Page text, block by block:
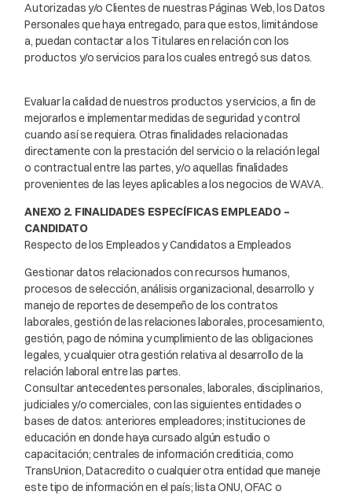
Autorizadas y/o Clientes de nuestras Páginas Web, los Datos
Personales que haya entregado, para que estos, limitándose
a, puedan contactar a los Titulares en relación con los
productos y/o servicios para los cuales entregó sus datos.
Evaluar la calidad de nuestros productos y servicios, a fin de
mejorarlos e implementar medidas de seguridad y control
cuando así se requiera. Otras finalidades relacionadas
directamente con la prestación del servicio o la relación legal
o contractual entre las partes, y/o aquellas finalidades
provenientes de las leyes aplicables a los negocios de WAVA.
ANEXO 2. FINALIDADES ESPECÍFICAS EMPLEADO –
CANDIDATO
Respecto de los Empleados y Candidatos a Empleados
Gestionar datos relacionados con recursos humanos,
procesos de selección, análisis organizacional, desarrollo y
manejo de reportes de desempeño de los contratos
laborales, gestión de las relaciones laborales, procesamiento,
gestión, pago de nómina y cumplimiento de las obligaciones
legales, y cualquier otra gestión relativa al desarrollo de la
relación laboral entre las partes.
Consultar antecedentes personales, laborales, disciplinarios,
judiciales y/o comerciales, con las siguientes entidades o
bases de datos: anteriores empleadores; instituciones de
educación en donde haya cursado algún estudio o
capacitación; centrales de información crediticia, como
TransUnion, Datacredito o cualquier otra entidad que maneje
este tipo de información en el país; lista ONU, OFAC o